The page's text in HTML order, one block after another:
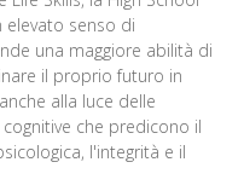
elevato senso di
una maggiore abilità di
il proprio futuro in
alla luce delle
che predicono il
l'integrità e il